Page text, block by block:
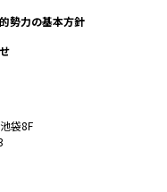
勢力の基本方針
袋8F